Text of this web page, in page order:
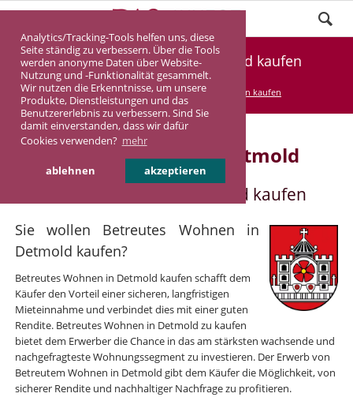
Analytics/Tracking-Tools helfen uns, diese
Seite ständig zu verbessern. Über die Tools
werden anonyme Daten über Website-
Nutzung und -Funktionalität gesammelt.
Wir nutzen die Erkenntnisse, um unsere
Produkte, Dienstleistungen und das
Benutzererlebnis zu verbessern. Sind Sie
damit einverstanden, dass wir dafür
Cookies verwenden? mehr
ablehnen akzeptieren
Betreutes Wohnen in Detmold kaufen
DASINVEST Service Betreutes Wohnen kaufen
Betreutes Wohnen in Detmold
Betreutes Wohnen in Detmold kaufen
Sie wollen Betreutes Wohnen in
Detmold kaufen?
Betreutes Wohnen in Detmold kaufen schafft dem
Käufer den Vorteil einer sicheren, langfristigen
Mieteinnahme und verbindet dies mit einer guten
Rendite. Betreutes Wohnen in Detmold zu kaufen
bietet dem Erwerber die Chance in das am stärksten wachsende und
nachgefragteste Wohnungssegment zu investieren. Der Erwerb von
Betreutem Wohnen in Detmold gibt dem Käufer die Möglichkeit, von
sicherer Rendite und nachhaltiger Nachfrage zu profitieren.